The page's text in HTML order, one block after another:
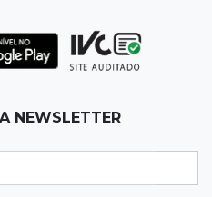
bêbado envolvido
NEWSLETTER